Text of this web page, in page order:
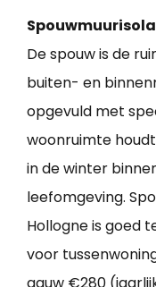
De spouw is de
buiten- en
opgevuld met
woonruimte
in de winter
leefomgeving.
Hollogne is goed
voor